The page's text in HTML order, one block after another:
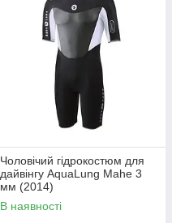
Чоловічий гідрокостюм для
дайвінгу AquaLung Mahe 3
мм (2014)
В наявності